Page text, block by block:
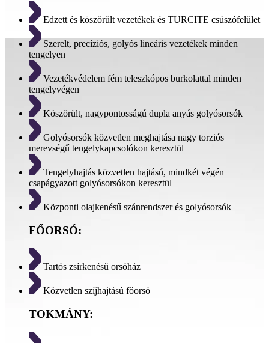
Edzett és köszörült vezetékek és TURCITE csúszófelület
Szerelt, precíziós, golyós lineáris vezetékek minden
tengelyen
Vezetékvédelem fém teleszkópos burkolattal minden
tengelyvégen
Köszörült, nagypontosságú dupla anyás golyósorsók
Golyósorsók közvetlen meghajtása nagy torziós
merevségű tengelykapcsolókon keresztül
Tengelyhajtás közvetlen hajtású, mindkét végén
csapágyazott golyósorsókon keresztül
Központi olajkenésű szánrendszer és golyósorsók
FŐORSÓ:
Tartós zsírkenésű orsóház
Közvetlen szíjhajtású főorsó
TOKMÁNY: